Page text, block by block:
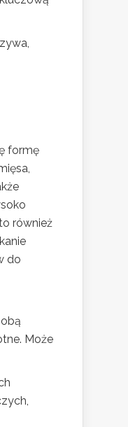
formę
również
do
Może